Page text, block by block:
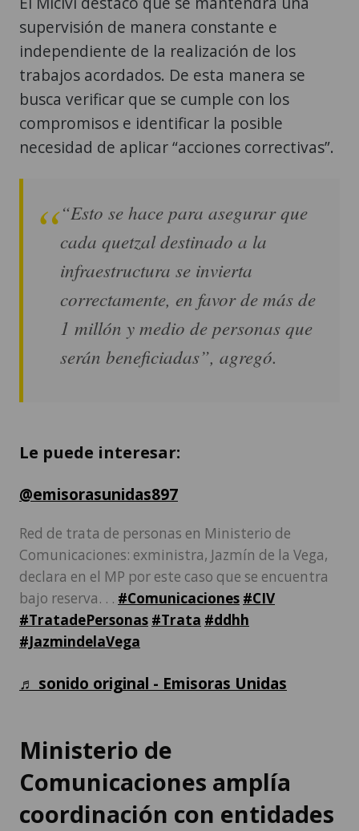
supervisión de manera constante e
independiente de la realización de los
trabajos acordados. De esta manera se
busca verificar que se cumple con los
compromisos e identificar la posible
necesidad de aplicar “acciones correctivas”.
“Esto se hace para asegurar que
cada quetzal destinado a la
infraestructura se invierta
correctamente, en favor de más de
1 millón y medio de personas que
serán beneficiadas”, agregó.
Le puede interesar:
@emisorasunidas897
Red de trata de personas en Ministerio de
Comunicaciones: exministra, Jazmín de la Vega,
declara en el MP por este caso que se encuentra
bajo reserva. . . #Comunicaciones #CIV
#TratadePersonas #Trata #ddhh
#JazmindelaVega
♬ sonido original - Emisoras Unidas
Ministerio de
Comunicaciones amplía
coordinación con entidades